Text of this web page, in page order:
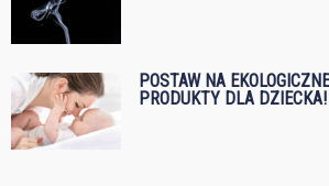
POSTAW NA
PRODUKTY DLA DZIECKA!